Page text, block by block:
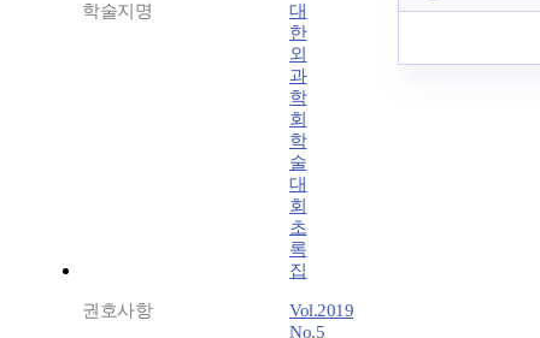
학술지명
대
한
외
과
학
회
학
술
대
회
초
록
집
권호사항
Vol.2019
No.5